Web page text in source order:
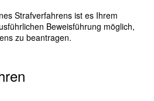
Strafverfahrens ist es Ihrem
Beweisführung möglich,
zu beantragen.